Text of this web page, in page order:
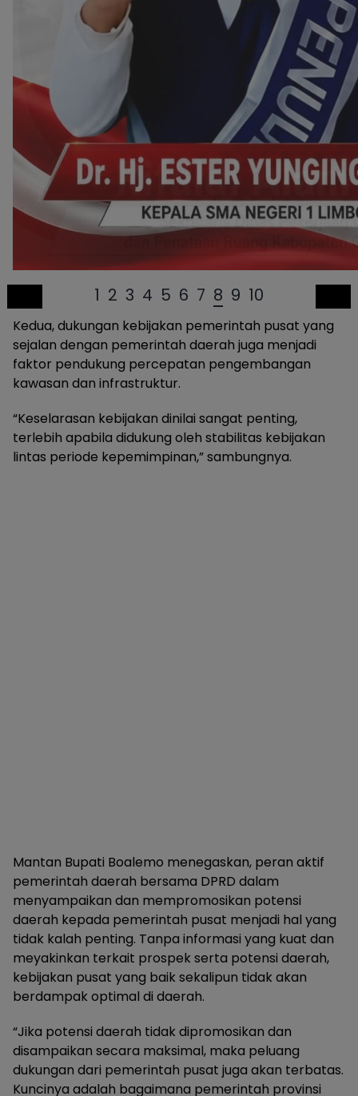
1 2 3 4 5 6 7 8 9 10
Kedua, dukungan kebijakan pemerintah pusat yang
sejalan dengan pemerintah daerah juga menjadi
faktor pendukung percepatan pengembangan
kawasan dan infrastruktur.
“Keselarasan kebijakan dinilai sangat penting,
terlebih apabila didukung oleh stabilitas kebijakan
lintas periode kepemimpinan,” sambungnya.
Mantan Bupati Boalemo menegaskan, peran aktif
pemerintah daerah bersama DPRD dalam
menyampaikan dan mempromosikan potensi
daerah kepada pemerintah pusat menjadi hal yang
tidak kalah penting. Tanpa informasi yang kuat dan
meyakinkan terkait prospek serta potensi daerah,
kebijakan pusat yang baik sekalipun tidak akan
berdampak optimal di daerah.
“Jika potensi daerah tidak dipromosikan dan
disampaikan secara maksimal, maka peluang
dukungan dari pemerintah pusat juga akan terbatas.
Kuncinya adalah bagaimana pemerintah provinsi